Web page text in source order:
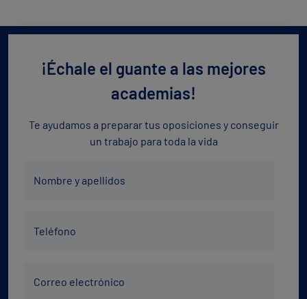
¡Échale el guante a las mejores
academias!
Te ayudamos a preparar tus oposiciones y conseguir
un trabajo para toda la vida
Nombre y apellidos
Teléfono
electrónico
Correo electrónico